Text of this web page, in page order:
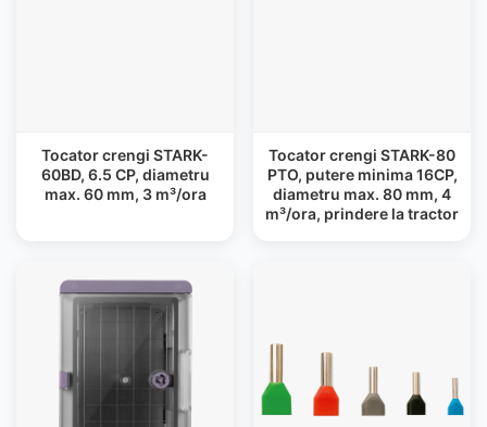
Tocator crengi STARK-
60BD, 6.5 CP, diametru
max. 60 mm, 3 m³/ora
Tocator crengi STARK-80
PTO, putere minima 16CP,
diametru max. 80 mm, 4
m³/ora, prindere la tractor